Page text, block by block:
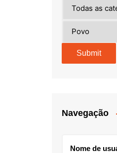
Navegação
Nome de